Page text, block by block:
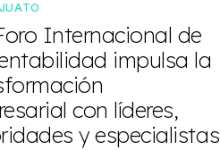
Internacional de
impulsa la
con líderes,
y especialistas